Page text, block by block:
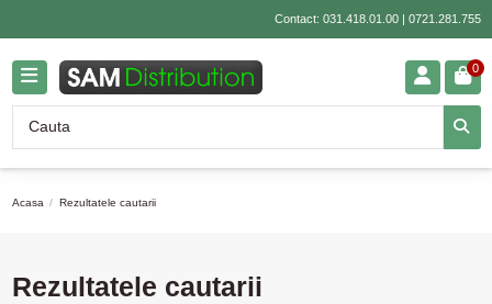
Contact: 031.418.01.00| 0721.281.755
0
Acasa Rezultatele cautarii
Rezultatele cautarii